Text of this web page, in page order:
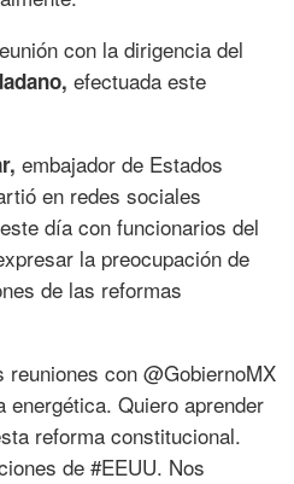
con la dirigencia del
efectuada este
embajador de Estados
en redes sociales
día con funcionarios del
la preocupación de
de las reformas
con @GobiernoMX
energética. Quiero aprender
reforma constitucional.
de #EEUU. Nos